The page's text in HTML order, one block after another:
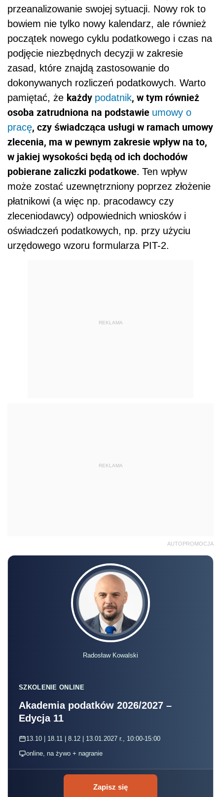
przeanalizowanie swojej sytuacji. Nowy rok to
bowiem nie tylko nowy kalendarz, ale również
początek nowego cyklu podatkowego i czas na
podjęcie niezbędnych decyzji w zakresie
zasad, które znajdą zastosowanie do
dokonywanych rozliczeń podatkowych. Warto
pamiętać, że każdy podatnik, w tym również
osoba zatrudniona na podstawie umowy o
pracę, czy świadcząca usługi w ramach umowy
zlecenia, ma w pewnym zakresie wpływ na to,
w jakiej wysokości będą od ich dochodów
pobierane zaliczki podatkowe. Ten wpływ
może zostać uzewnętrzniony poprzez złożenie
płatnikowi (a więc np. pracodawcy czy
zleceniodawcy) odpowiednich wniosków i
oświadczeń podatkowych, np. przy użyciu
urzędowego wzoru formularza PIT-2.
REKLAMA
REKLAMA
AUTOPROMOCJA
Radosław Kowalski
SZKOLENIE ONLINE
Akademia podatków 2026/2027 –
Edycja 11
13.10 | 18.11 | 8.12 | 13.01.2027 r., 10:00-15:00
online, na żywo + nagranie
Zapisz się